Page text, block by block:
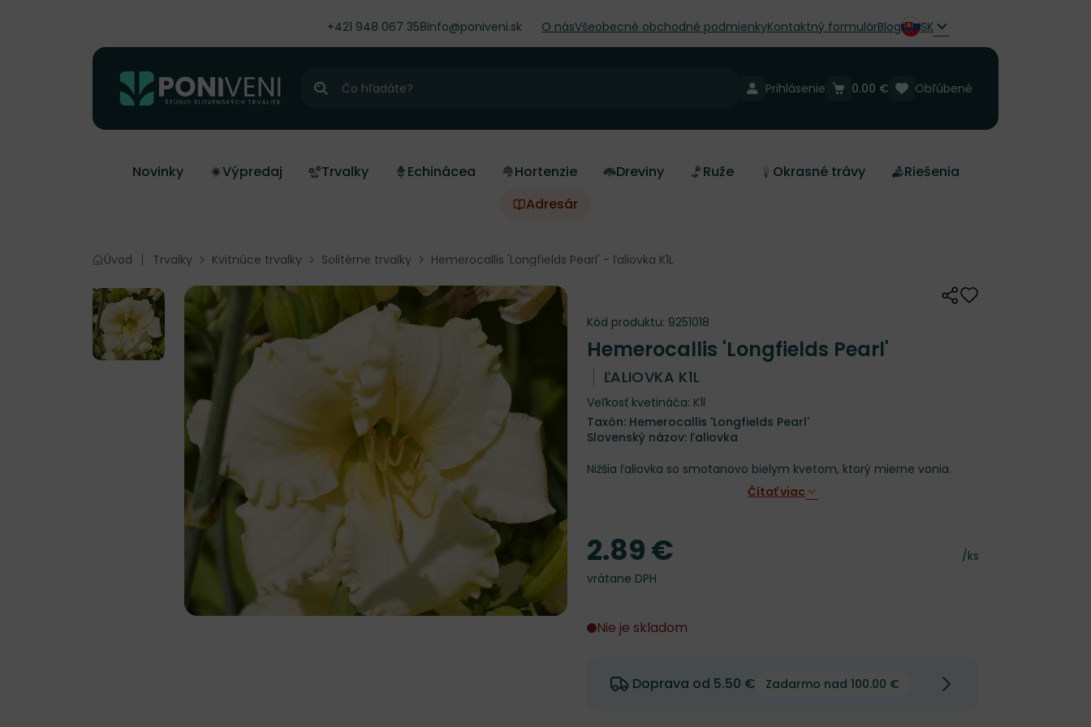
+421 948 067 358info@poniveni.sk O násVšeobecné obchodné podmienkyKontaktný formulárBlog SK
Hľadať
Prihlásenie Obľúbené
0.00 €
Novinky Výpredaj Trvalky Echinácea Hortenzie Dreviny Ruže Okrasné trávy
Riešenia
Adresár
Úvod Trvalky Kvitnúce trvalky Solitérne trvalky Hemerocallis 'Longfields Pearl' - ľaliovka K1L
ZdieľaťOdober do
Kód produktu: 9251018
Hemerocallis 'Longfields Pearl'
ĽALIOVKA K1L
Veľkosť kvetináča: K1l
Taxón: Hemerocallis 'Longfields Pearl'
Slovenský názov: ľaliovka
Nižšia ľaliovka so smotanovo bielym kvetom, ktorý mierne vonia.
Čítať viac
Cena za kus
/ks
Cena
2.89 €
vrátane DPH
Nie je skladom
Doprava od 5.50 € Zadarmo nad 100.00 €